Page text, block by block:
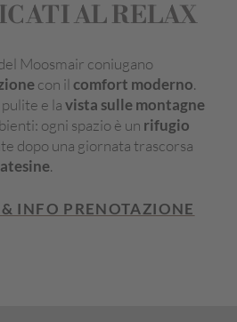
AL RELAX
Moosmair coniugano
con il comfort moderno.
e lavista sulle montagne
ogni spazio è un rifugio
dopo una giornata trascorsa
.
INFO PRENOTAZIONE